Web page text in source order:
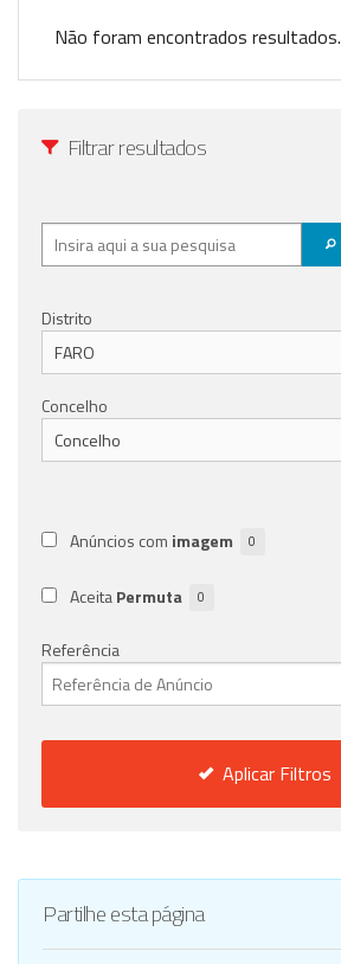
Não foram encontrados resultados.
Filtrar resultados
Distrito
Concelho
Anúncios com imagem 0
AceitaPermuta 0
Referência
Aplicar Filtros
Partilhe esta página